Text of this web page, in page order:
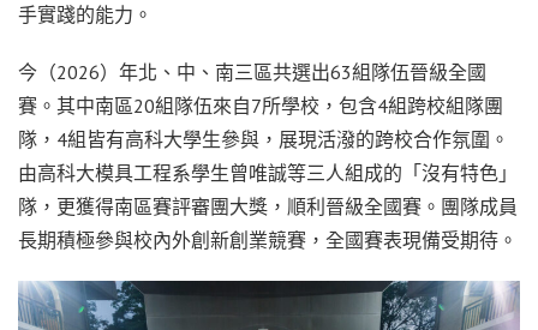
手實踐的能力。
今（2026）年北、中、南三區共選出63組隊伍晉級全國
賽。其中南區20組隊伍來自7所學校，包含4組跨校組隊團
隊，4組皆有高科大學生參與，展現活潑的跨校合作氛圍。
由高科大模具工程系學生曾唯誠等三人組成的「沒有特色」
隊，更獲得南區賽評審團大獎，順利晉級全國賽。團隊成員
長期積極參與校內外創新創業競賽，全國賽表現備受期待。